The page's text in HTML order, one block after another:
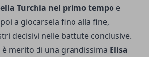
Turchia nel primo tempo e
a giocarsela fino alla fine,
decisivi nelle battute conclusive.
è merito di una grandissima Elisa